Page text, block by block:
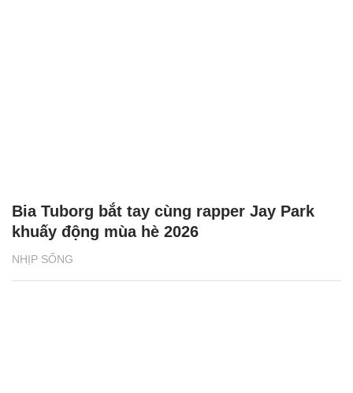
NHỊP SỐNG
Bia Tuborg bắt tay cùng rapper Jay Park
khuấy động mùa hè 2026